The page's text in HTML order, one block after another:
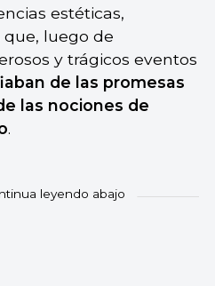
estéticas,
luego de
y trágicos eventos
de las promesas
las nociones de
.